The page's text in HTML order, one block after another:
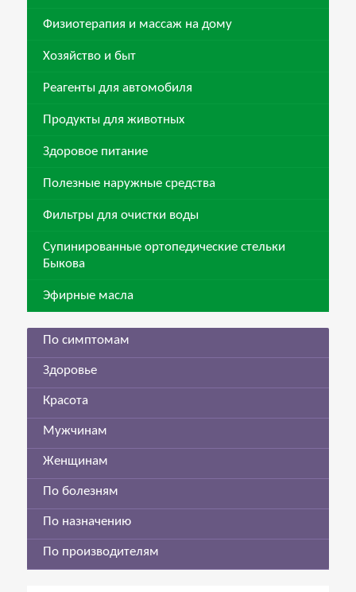
Физиотерапия и массаж на дому
Хозяйство и быт
Реагенты для автомобиля
Продукты для животных
Здоровое питание
Полезные наружные средства
Фильтры для очистки воды
Супинированные ортопедические стельки
Быкова
Эфирные масла
По симптомам
Здоровье
Красота
Мужчинам
Женщинам
По болезням
По назначению
По производителям